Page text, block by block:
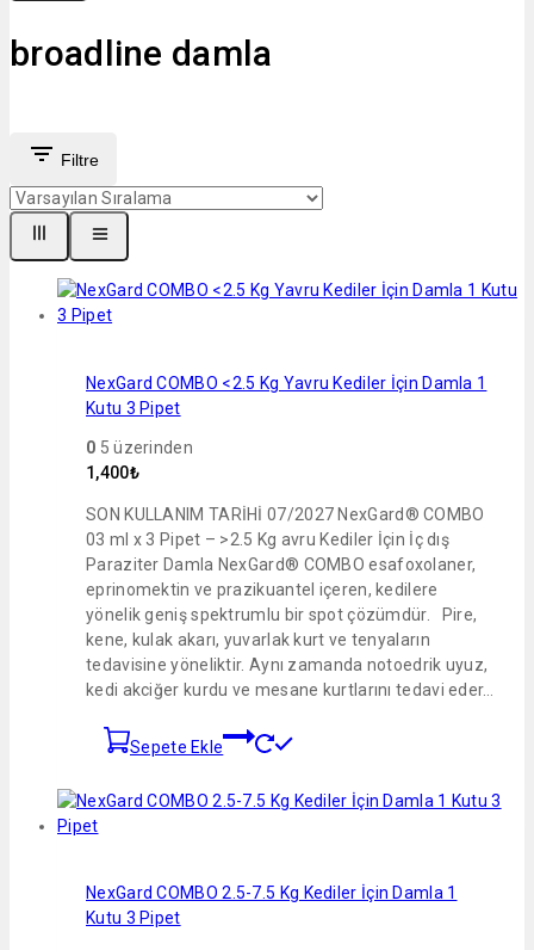
broadline damla
Filtre
NexGard COMBO <2.5 Kg Yavru Kediler İçin Damla 1
Kutu 3 Pipet
0 5 üzerinden
1,400₺
SON KULLANIM TARİHİ 07/2027 NexGard® COMBO
03 ml x 3 Pipet – >2.5 Kg avru Kediler İçin İç dış
Paraziter Damla NexGard® COMBO esafoxolaner,
eprinomektin ve prazikuantel içeren, kedilere
yönelik geniş spektrumlu bir spot çözümdür. Pire,
kene, kulak akarı, yuvarlak kurt ve tenyaların
tedavisine yöneliktir. Aynı zamanda notoedrik uyuz,
kedi akciğer kurdu ve mesane kurtlarını tedavi eder…
Sepete Ekle
NexGard COMBO 2.5-7.5 Kg Kediler İçin Damla 1
Kutu 3 Pipet